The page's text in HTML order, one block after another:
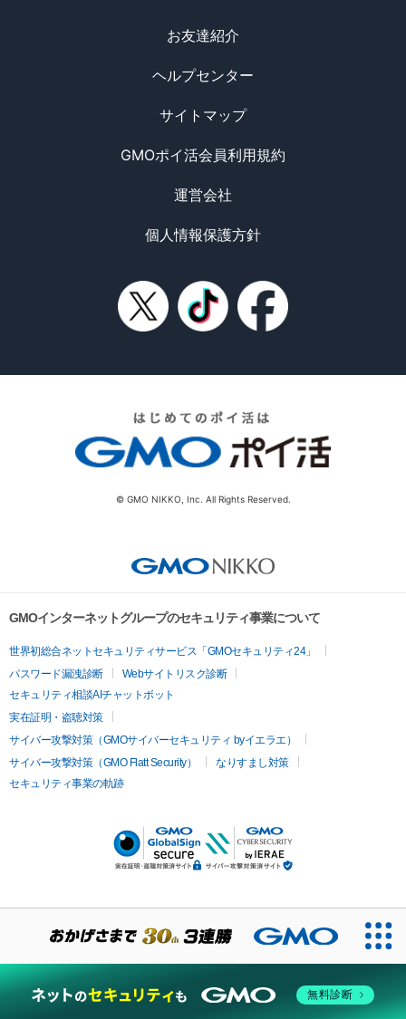
お友達紹介
ヘルプセンター
サイトマップ
GMOポイ活会員利用規約
運営会社
個人情報保護方針
© GMO NIKKO, Inc. All Rights Reserved.
GMOインターネットグループのセキュリティ事業について
世界初総合ネットセキュリティサービス「GMOセキュリティ24」
パスワード漏洩診断
Webサイトリスク診断
セキュリティ相談AIチャットボット
実在証明・盗聴対策
サイバー攻撃対策（GMOサイバーセキュリティ byイエラエ）
サイバー攻撃対策（GMO Flatt Security）
なりすまし対策
セキュリティ事業の軌跡
無料診断